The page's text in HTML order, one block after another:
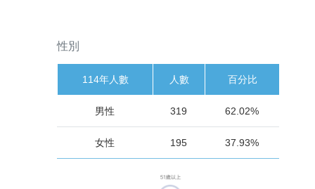
性別
114年人數 人數 百分比
男性 319 62.02%
女性 195 37.93%